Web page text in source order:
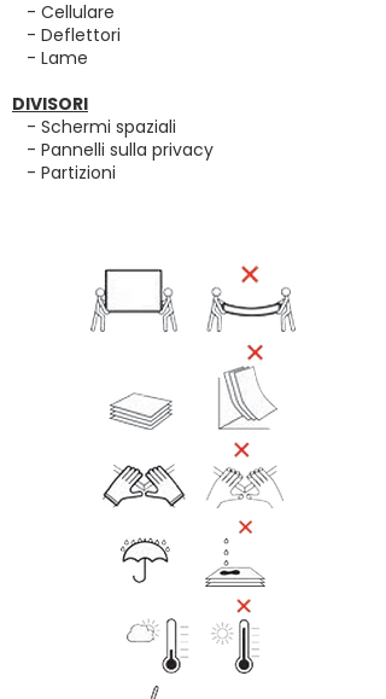
- Cellulare
- Deflettori
- Lame
DIVISORI
- Schermi spaziali
- Pannelli sulla privacy
- Partizioni